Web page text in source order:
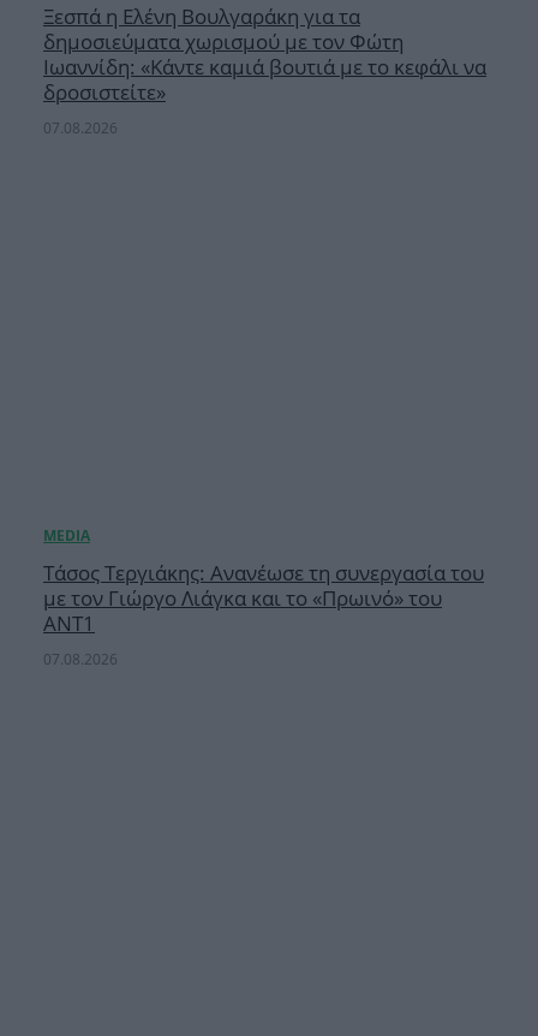
Ξεσπά η Ελένη Βουλγαράκη για τα
δημοσιεύματα χωρισμού με τον Φώτη
Ιωαννίδη: «Κάντε καμιά βουτιά με το κεφάλι να
δροσιστείτε»
07.08.2026
Τάσος Τεργιάκης: Ανανέωσε τη συνεργασία του
με τον Γιώργο Λιάγκα και το «Πρωινό» του
ΑΝΤ1
07.08.2026